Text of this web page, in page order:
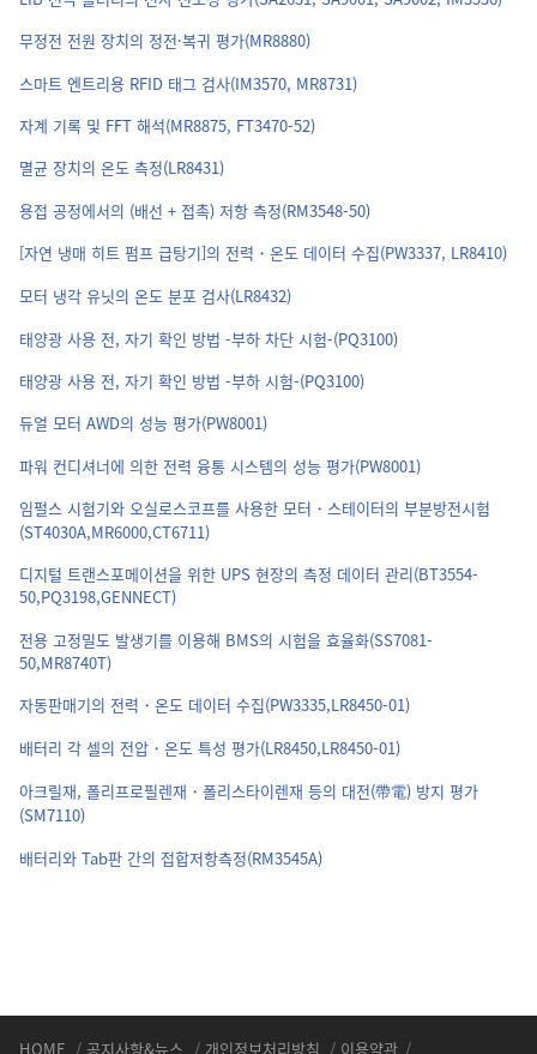
무정전 전원 장치의 정전·복귀 평가(MR8880)
스마트 엔트리용 RFID 태그 검사(IM3570, MR8731)
자계 기록 및 FFT 해석(MR8875, FT3470-52)
멸균 장치의 온도 측정(LR8431)
용접 공정에서의 (배선 + 접촉) 저항 측정(RM3548-50)
[자연 냉매 히트 펌프 급탕기]의 전력・온도 데이터 수집(PW3337, LR8410)
모터 냉각 유닛의 온도 분포 검사(LR8432)
태양광 사용 전, 자기 확인 방법 -부하 차단 시험-(PQ3100)
태양광 사용 전, 자기 확인 방법 -부하 시험-(PQ3100)
듀얼 모터 AWD의 성능 평가(PW8001)
파워 컨디셔너에 의한 전력 융통 시스템의 성능 평가(PW8001)
임펄스 시험기와 오실로스코프를 사용한 모터・스테이터의 부분방전시험
(ST4030A,MR6000,CT6711)
디지털 트랜스포메이션을 위한 UPS 현장의 측정 데이터 관리(BT3554-
50,PQ3198,GENNECT)
전용 고정밀도 발생기를 이용해 BMS의 시험을 효율화(SS7081-
50,MR8740T)
자동판매기의 전력・온도 데이터 수집(PW3335,LR8450-01)
배터리 각 셀의 전압・온도 특성 평가(LR8450,LR8450-01)
아크릴재, 폴리프로필렌재・폴리스타이렌재 등의 대전(帶電) 방지 평가
(SM7110)
배터리와 Tab판 간의 접합저항측정(RM3545A)
HOME / 공지사항&뉴스 / 개인정보처리방침 / 이용약관 /